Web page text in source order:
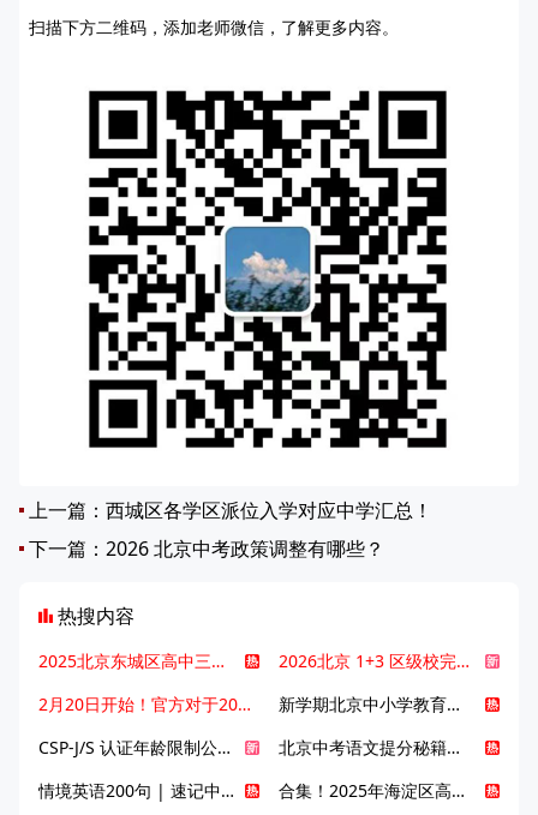
扫描下方二维码，添加老师微信，了解更多内容。
上一篇： 西城区各学区派位入学对应中学汇总！
下一篇： 2026 北京中考政策调整有哪些？
热搜内容
2025北京东城区高中三大梯队高中有哪些？录取分数线是多少？
2026北京 1+3 区级校完整名单发布，13549 个名额该如何规划报考？
2月20日开始！官方对于2025年北京市中招体检问题解答！
新学期北京中小学教育八大变化全解析：学位、政策、教学等方面迎新变革
CSP-J/S 认证年龄限制公告发布，新规即日起实施！
北京中考语文提分秘籍！攻克 5000 易混易错字
情境英语200句 | 速记中考英语1600词
合集！2025年海淀区高中校情介绍